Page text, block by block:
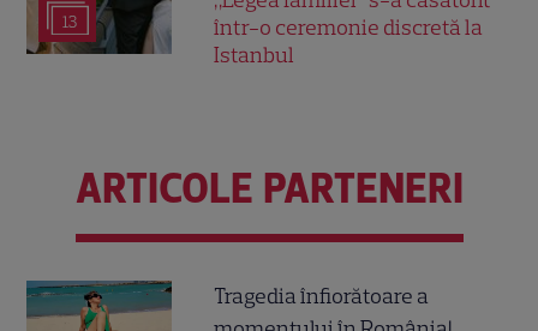
13
într-o ceremonie discretă la
Istanbul
ARTICOLE PARTENERI
Tragedia înfiorătoare a